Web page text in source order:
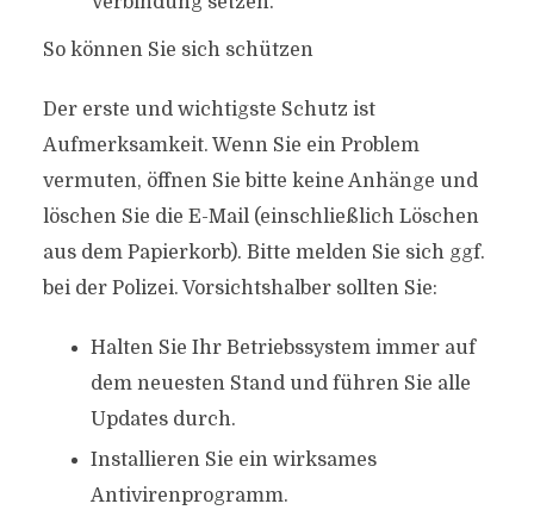
So können Sie sich schützen
Der erste und wichtigste Schutz ist
Aufmerksamkeit. Wenn Sie ein Problem
vermuten, öffnen Sie bitte keine Anhänge und
löschen Sie die E-Mail (einschließlich Löschen
aus dem Papierkorb). Bitte melden Sie sich ggf.
bei der Polizei. Vorsichtshalber sollten Sie:
Halten Sie Ihr Betriebssystem immer auf
dem neuesten Stand und führen Sie alle
Updates durch.
Installieren Sie ein wirksames
Antivirenprogramm.